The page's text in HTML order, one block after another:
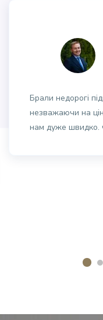
Брали недорогі
незважаючи на
нам дуже швидко.